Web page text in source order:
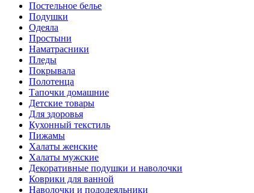
Постельное белье
Подушки
Одеяла
Простыни
Наматрасники
Пледы
Покрывала
Полотенца
Тапочки домашние
Детские товары
Для здоровья
Кухонный текстиль
Пижамы
Халаты женские
Халаты мужские
Декоративные подушки и наволочки
Коврики для ванной
Наволочки и пододеяльники